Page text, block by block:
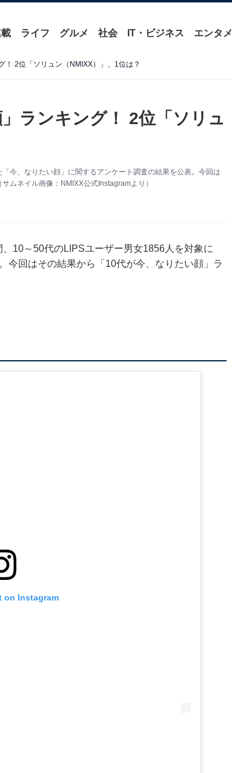
ライフ グルメ 社会 IT・ビジネス エンタメ
！ 2位「ソリュン（NMIXX）」、1位は？
ランキング！ 2位「ソリュ
今、なりたい顔」に関するアンケート調査の結果を公表。今回は
ムネイル画像：NMIXX公式Instagramより）
10～50代のLIPSユーザー男女1856人を対象に
今回はその結果から「10代が今、なりたい顔」ラ
on Instagram